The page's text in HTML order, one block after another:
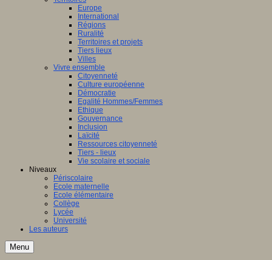
Europe
International
Régions
Ruralité
Territoires et projets
Tiers lieux
Villes
Vivre ensemble
Citoyenneté
Culture européenne
Démocratie
Egalité Hommes/Femmes
Ethique
Gouvernance
Inclusion
Laïcité
Ressources citoyenneté
Tiers - lieux
Vie scolaire et sociale
Niveaux
Périscolaire
Ecole maternelle
Ecole élémentaire
Collège
Lycée
Université
Les auteurs
Menu